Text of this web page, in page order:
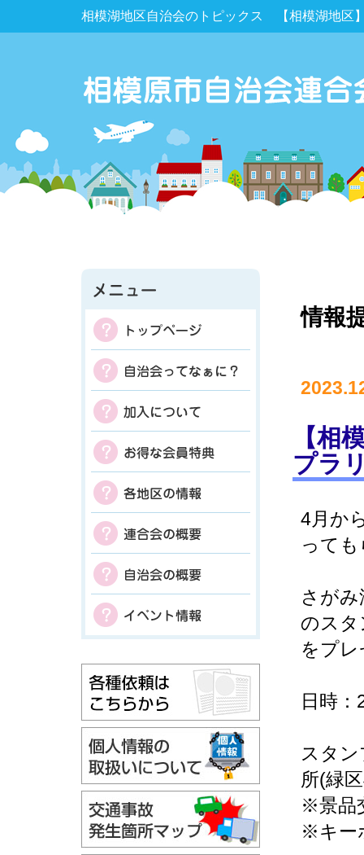
相模湖地区自治会のトピックス 【相模湖地区
情報
【相
プラ
4月か
って
さが
のス
をプ
日時
スタ
所(緑
※景品
※キー